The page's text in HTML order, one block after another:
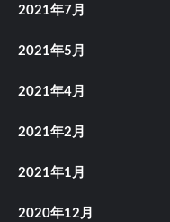
2021年7月
2021年5月
2021年4月
2021年2月
2021年1月
2020年12月